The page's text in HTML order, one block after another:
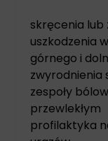
skręcenia lub
uszkodzenia
górnego i
zwyrodnienia
zespoły
przewlekłym
profilaktyka